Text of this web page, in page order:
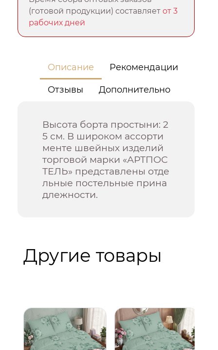
(готовой продукции) составляетот 3
рабочих дней
Описание Рекомендации
Отзывы Дополнительно
Высота борта простыни: 2
5 см. В широком ассорти
менте швейных изделий
торговой марки «АРТПОС
ТЕЛЬ» представлены отде
льные постельные прина
длежности.
Другие товары